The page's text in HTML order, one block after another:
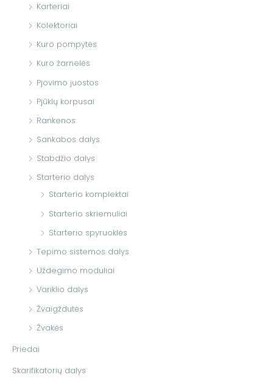
Karteriai
Kolektoriai
Kuro pompytės
Kuro žarnelės
Pjovimo juostos
Pjūklų korpusai
Rankenos
Sankabos dalys
Stabdžio dalys
Starterio dalys
Starterio komplektai
Starterio skriemuliai
Starterio spyruoklės
Tepimo sistemos dalys
Uždegimo moduliai
Variklio dalys
Žvaigždutės
Žvakės
Priedai
Skarifikatorių dalys